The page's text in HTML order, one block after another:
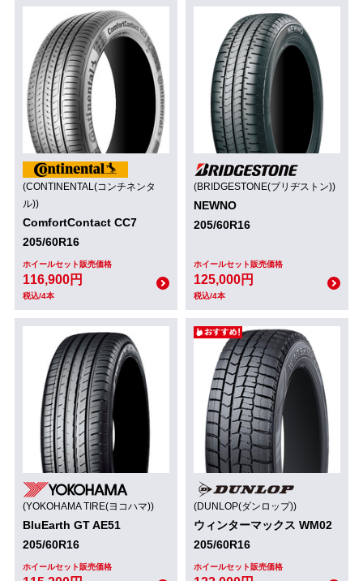
(CONTINENTAL(コンチネンタ
ル))
ComfortContact CC7
205/60R16
ホイールセット販売価格
116,900円
税込/4本
(BRIDGESTONE(ブリヂストン))
NEWNO
205/60R16
ホイールセット販売価格
125,000円
税込/4本
(YOKOHAMA TIRE(ヨコハマ))
BluEarth GT AE51
205/60R16
ホイールセット販売価格
(DUNLOP(ダンロップ))
ウィンターマックス WM02
205/60R16
ホイールセット販売価格